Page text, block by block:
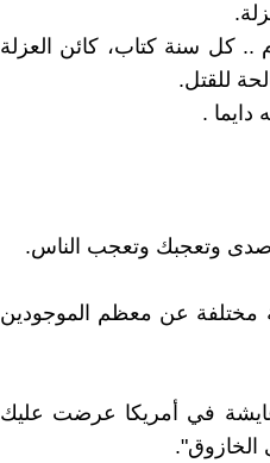
.. كل سنة كتاب، كائن العزلة
دايما .
صدى وتعجبك وتعجب الناس.
مختلفة عن معظم الموجودين
في أمريكا عرضت عليك